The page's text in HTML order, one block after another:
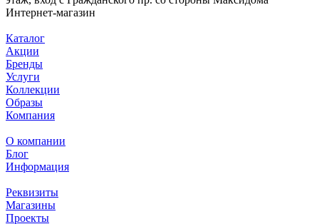
Интернет-магазин
Каталог
Акции
Бренды
Услуги
Коллекции
Образы
Компания
О компании
Блог
Информация
Реквизиты
Магазины
Проекты